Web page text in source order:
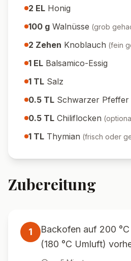
2 EL Honig
100 g Walnüsse (grob
2 Zehen Knoblauch (fein
1 EL Balsamico-Essig
1 TL Salz
0.5 TL Schwarzer Pfeffer
0.5 TL Chiliflocken (
1 TL Thymian (frisch oder
Zubereitung
1
Backofen auf 200
(180 °C Umluft)